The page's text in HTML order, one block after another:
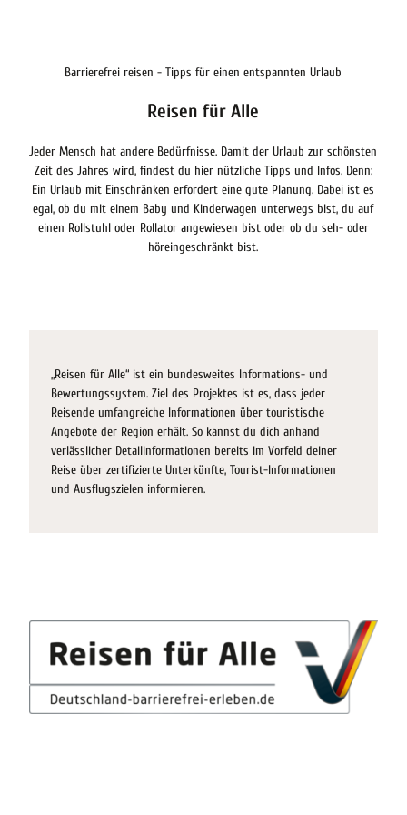
Barrierefrei reisen - Tipps für einen entspannten Urlaub
Reisen für Alle
Jeder Mensch hat andere Bedürfnisse. Damit der Urlaub zur schönsten
Zeit des Jahres wird, findest du hier nützliche Tipps und Infos. Denn:
Ein Urlaub mit Einschränken erfordert eine gute Planung. Dabei ist es
egal, ob du mit einem Baby und Kinderwagen unterwegs bist, du auf
einen Rollstuhl oder Rollator angewiesen bist oder ob du seh- oder
höreingeschränkt bist.
„Reisen für Alle“ ist ein bundesweites Informations- und
Bewertungssystem. Ziel des Projektes ist es, dass jeder
Reisende umfangreiche Informationen über touristische
Angebote der Region erhält. So kannst du dich anhand
verlässlicher Detailinformationen bereits im Vorfeld deiner
Reise über zertifizierte Unterkünfte, Tourist-Informationen
und Ausflugszielen informieren.
Reisen für Alle Logo